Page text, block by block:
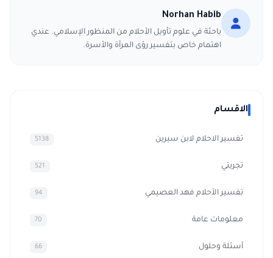
Norhan Habib
باحثة في علوم تأويل الأحلام من المنظور الإسلامي. عندي
اهتمام خاص بتفسير رؤى المرأة والأسرة.
الاقسام
تفسير الاحلام لابن سيرين 5138
تجربتي 521
تفسير الأحلام فهد العصيمي 94
معلومات عامة 70
أسئلة وحلول 66